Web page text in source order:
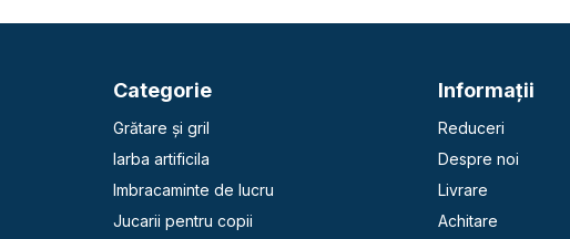
Categorie
Grătare și gril
Iarba artificila
Imbracaminte de lucru
Jucarii pentru copii
Informaţii
Reduceri
Despre noi
Livrare
Achitare